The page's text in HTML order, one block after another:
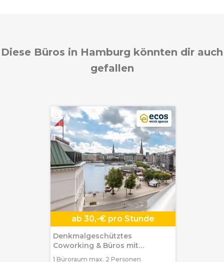
Diese Büros in Hamburg könnten dir auch
gefallen
ab 30,-€ pro Stunde
Denkmalgeschütztes
Coworking & Büros mit
Alsterblick in
1 Büroraum max. 2 Personen